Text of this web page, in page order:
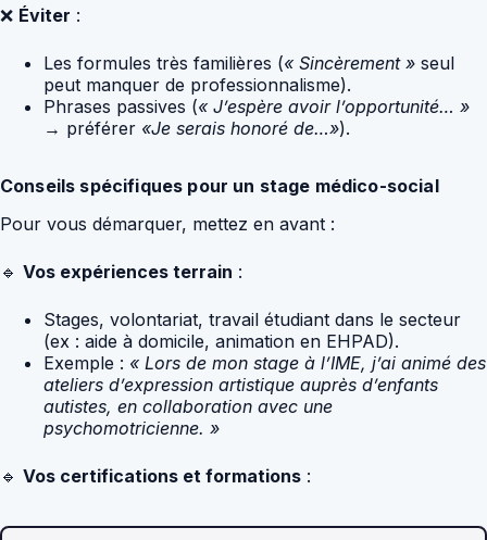
❌ Éviter :
Les formules très familières (« Sincèrement » seul
peut manquer de professionnalisme).
Phrases passives (« J’espère avoir l’opportunité… »
→ préférer «Je serais honoré de…»).
Conseils spécifiques pour un stage médico-social
Pour vous démarquer, mettez en avant :
🔹 Vos expériences terrain :
Stages, volontariat, travail étudiant dans le secteur
(ex : aide à domicile, animation en EHPAD).
Exemple : « Lors de mon stage à l’IME, j’ai animé des
ateliers d’expression artistique auprès d’enfants
autistes, en collaboration avec une
psychomotricienne. »
🔹 Vos certifications et formations :